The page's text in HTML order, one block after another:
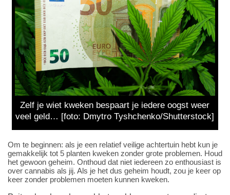
Zelf je wiet kweken bespaart je iedere oogst weer
veel geld… [foto: Dmytro Tyshchenko/Shutterstock]
Om te beginnen: als je een relatief veilige achtertuin hebt kun je
gemakkelijk tot 5 planten kweken zonder grote problemen. Houd
het gewoon geheim. Onthoud dat niet iedereen zo enthousiast is
over cannabis als jij. Als je het dus geheim houdt, zou je keer op
keer zonder problemen moeten kunnen kweken.